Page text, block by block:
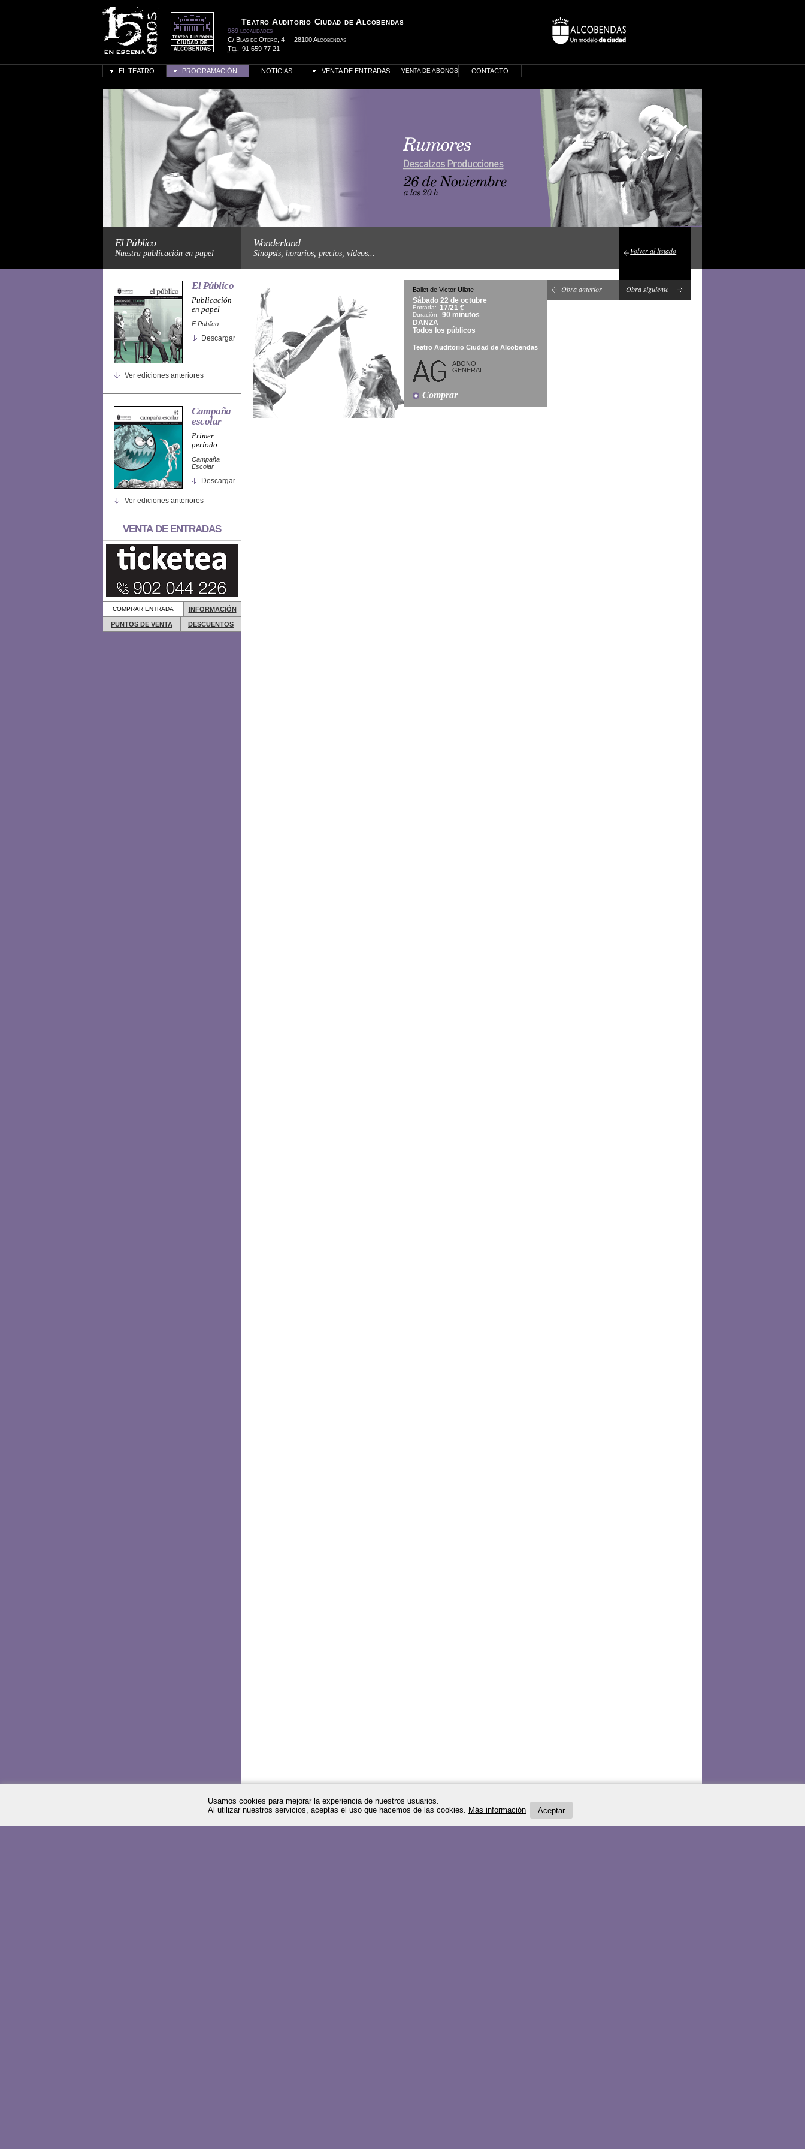
Teatro Auditorio Ciudad de Alcobendas
989 localidades
C/Blas de Otero, 4
28100 Alcobendas
Tel.
91 659 77 21
EL TEATRO PROGRAMACIÓN NOTICIAS VENTA DE ENTRADAS VENTA DE ABONOS CONTACTO
Usamos cookies para mejorar la experiencia de nuestros usuarios.
Al utilizar nuestros servicios, aceptas el uso que hacemos de las cookies. Más información Aceptar
Wonderland
Sinopsis, horarios, precios, vídeos... Volver al listado
Obra anterior Obra siguiente
Ballet de Victor Ullate
Sábado 22 de octubre
Entrada: 17/21 €
Duración: 90 minutos
DANZA
Todos los públicos
Teatro Auditorio Ciudad de Alcobendas
ABONO
GENERAL
Comprar
El Público
Nuestra publicación en papel
El Público
Publicación
en papel
E Publico
Descargar
Ver ediciones anteriores
Campaña
escolar
Primer
período
Campaña
Escolar
Descargar
Ver ediciones anteriores
VENTA DE ENTRADAS
COMPRAR ENTRADA INFORMACIÓN
PUNTOS DE VENTA DESCUENTOS